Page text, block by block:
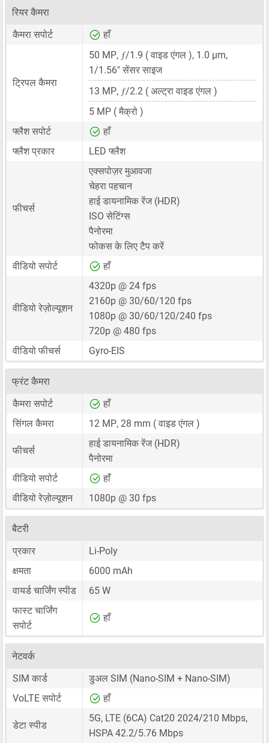
रियर कैमरा
कैमरा सपोर्ट
हाँ
ट्रिपल कैमरा
50 MP, ƒ/1.9 ( वाइड एंगल ), 1.0 μm,
1/1.56" सेंसर साइज
13 MP, ƒ/2.2 ( अल्ट्रा वाइड एंगल )
5 MP ( मैक्रो )
फ्लैश सपोर्ट
हाँ
फ्लैश प्रकार
LED फ्लैश
फीचर्स
एक्सपोज़र मुआवजा
चेहरा पहचान
हाई डायनामिक रेंज (HDR)
ISO सेटिंग्स
पैनोरमा
फोकस के लिए टैप करें
वीडियो सपोर्ट
हाँ
वीडियो रेज़ोल्यूशन
4320p @ 24 fps
2160p @ 30/60/120 fps
1080p @ 30/60/120/240 fps
720p @ 480 fps
वीडियो फीचर्स
Gyro-EIS
फ्रंट कैमरा
कैमरा सपोर्ट
हाँ
सिंगल कैमरा
12 MP, 28 mm ( वाइड एंगल )
फीचर्स
हाई डायनामिक रेंज (HDR)
पैनोरमा
वीडियो सपोर्ट
हाँ
वीडियो रेज़ोल्यूशन
1080p @ 30 fps
बैटरी
प्रकार
Li-Poly
क्षमता
6000 mAh
वायर्ड चार्जिंग स्पीड
65 W
फास्ट चार्जिंग
सपोर्ट
हाँ
नेटवर्क
SIM कार्ड
डुअल SIM (Nano-SIM + Nano-SIM)
VoLTE सपोर्ट
हाँ
डेटा स्पीड
5G, LTE (6CA) Cat20 2024/210 Mbps,
HSPA 42.2/5.76 Mbps